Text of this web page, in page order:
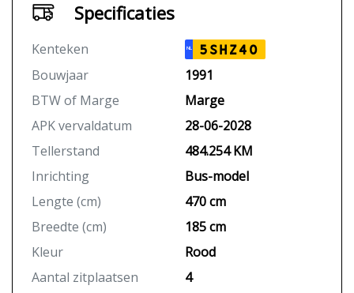
Specificaties
Kenteken NL 5SHZ40
Bouwjaar
1991
BTW of Marge
Marge
APK vervaldatum
28-06-2028
Tellerstand
484.254 KM
Inrichting
Bus-model
Lengte (cm)
470 cm
Breedte (cm)
185 cm
Kleur
Rood
Aantal zitplaatsen
4